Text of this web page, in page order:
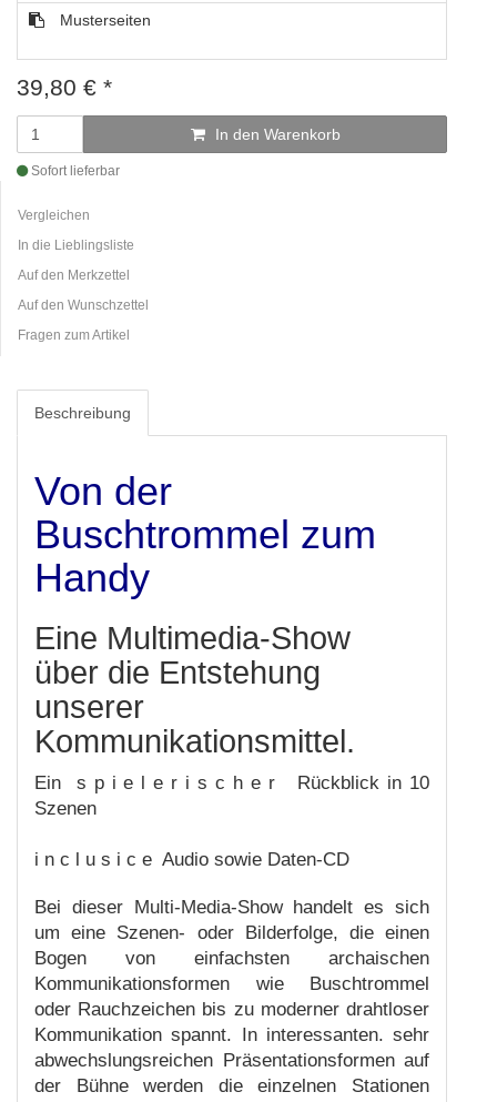
Musterseiten
39,80 € *
In den Warenkorb
Sofort lieferbar
Vergleichen
In die Lieblingsliste
Auf den Merkzettel
Auf den Wunschzettel
Fragen zum Artikel
Beschreibung
Von der
Buschtrommel zum
Handy
Eine Multimedia-Show
über die Entstehung
unserer
Kommunikationsmittel.
Ein s p i e l e r i s c h e r Rückblick in 10
Szenen
i n c l u s i c e Audio sowie Daten-CD
Bei dieser Multi-Media-Show handelt es sich
um eine Szenen- oder Bilderfolge, die einen
Bogen von einfachsten archaischen
Kommunikationsformen wie Buschtrommel
oder Rauchzeichen bis zu moderner drahtloser
Kommunikation spannt. In interessanten. sehr
abwechslungsreichen Präsentationsformen auf
der Bühne werden die einzelnen Stationen